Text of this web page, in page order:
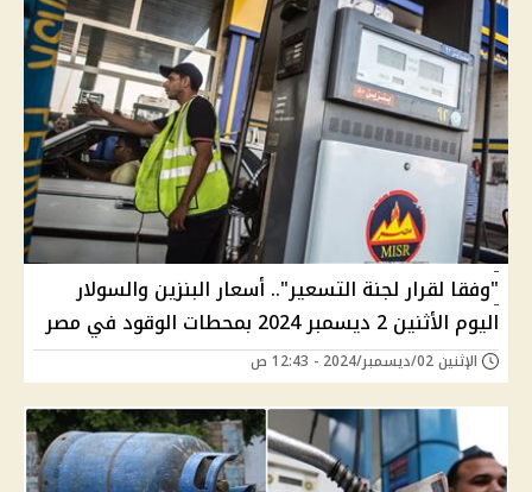
"وفقا لقرار لجنة التسعير".. أسعار البنزين والسولار
اليوم الأثنين 2 ديسمبر 2024 بمحطات الوقود في مصر
الإثنين 02/ديسمبر/2024 - 12:43 ص